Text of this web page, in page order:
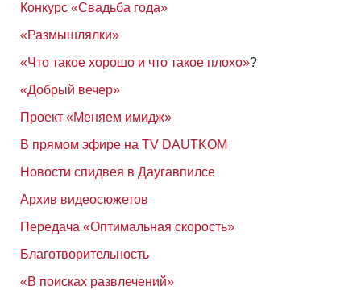
Конкурс «Свадьба года»
«Размышлялки»
«Что такое хорошо и что такое плохо»?
«Добрый вечер»
Проект «Меняем имидж»
В прямом эфире на TV DAUTKOM
Новости спидвея в Даугавпилсе
Архив видеосюжетов
Передача «Оптимальная скорость»
Благотворительность
«В поисках развлечений»